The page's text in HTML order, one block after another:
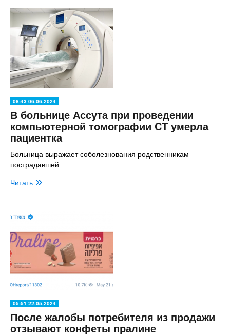
08:43 06.06.2024
В больнице Ассута при проведении
компьютерной томографии CT умерла
пациентка
Больница выражает соболезнования родственникам
пострадавшей
Читать
05:51 22.05.2024
После жалобы потребителя из продажи
отзывают конфеты пралине